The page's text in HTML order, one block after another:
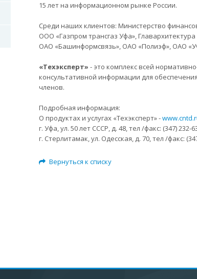
15 лет на информационном рынке России.
Среди наших клиентов: Министерство
ООО «Газпром трансгаз Уфа»,
ОАО «Башинформсвязь», ОАО «Полиэф», ОАО
«Техэксперт» - это комплекс всей
консультативной информации для
членов.
Подробная информация:
О продуктах и услугах «Техэксперт» -
г. Уфа, ул. 50 лет СССР, д. 48, тел /факс: (347) 232-
г. Стерлитамак, ул. Одесская, д. 70, тел /факс:
Вернуться к списку